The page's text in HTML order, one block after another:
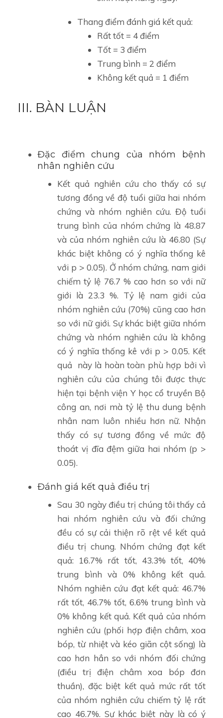
Thang điểm đánh giá kết quả:
Rất tốt = 4 điểm
Tốt = 3 điểm
Trung bình = 2 điểm
Không kết quả = 1 điểm
III. BÀN LUẬN
Đặc điểm chung của nhóm bệnh
nhân nghiên cứu
Kết quả nghiên cứu cho thấy có sự
tương đồng về độ tuổi giữa hai nhóm
chứng và nhóm nghiên cứu. Độ tuổi
trung bình của nhóm chứng là 48.87
và của nhóm nghiên cứu là 46.80 (Sự
khác biệt không có ý nghĩa thống kê
với p > 0.05). Ở nhóm chứng, nam giới
chiếm tỷ lệ 76.7 % cao hơn so với nữ
giới là 23.3 %. Tỷ lệ nam giới của
nhóm nghiên cứu (70%) cũng cao hơn
so với nữ giới. Sự khác biệt giữa nhóm
chứng và nhóm nghiên cứu là không
có ý nghĩa thống kê với p > 0.05. Kết
quả này là hoàn toàn phù hợp bởi vì
nghiên cứu của chúng tôi được thực
hiện tại bệnh viện Y học cổ truyền Bộ
công an, nơi mà tỷ lệ thu dung bệnh
nhân nam luôn nhiều hơn nữ. Nhận
thấy có sự tương đồng về mức độ
thoát vị đĩa đệm giữa hai nhóm (p >
0.05).
Đánh giá kết quả điều trị
Sau 30 ngày điều trị chúng tôi thấy cả
hai nhóm nghiên cứu và đối chứng
đều có sự cải thiện rõ rệt về kết quả
điều trị chung. Nhóm chứng đạt kết
quả: 16.7% rất tốt, 43.3% tốt, 40%
trung bình và 0% không kết quả.
Nhóm nghiên cứu đạt kết quả: 46.7%
rất tốt, 46.7% tốt, 6.6% trung bình và
0% không kết quả. Kết quả của nhóm
nghiên cứu (phối hợp điện châm, xoa
bóp, từ nhiệt và kéo giãn cột sống) là
cao hơn hẳn so với nhóm đối chứng
(điều trị điện châm xoa bóp đơn
thuần), đặc biệt kết quả mức rất tốt
của nhóm nghiên cứu chiếm tỷ lệ rất
cao 46.7%. Sự khác biệt này là có ý